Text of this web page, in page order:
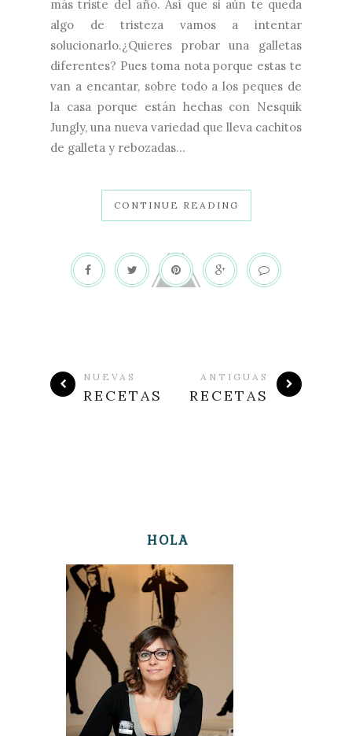
más triste del año. Así que si aún te queda
algo de tristeza vamos a intentar
solucionarlo.¿Quieres probar una galletas
diferentes? Pues toma nota porque estas te
van a encantar, sobre todo a los peques de
la casa porque están hechas con Nesquik
Jungly, una nueva variedad que lleva cachitos
de galleta y rebozadas...
CONTINUE READING
NUEVAS
RECETAS
ANTIGUAS
RECETAS
HOLA